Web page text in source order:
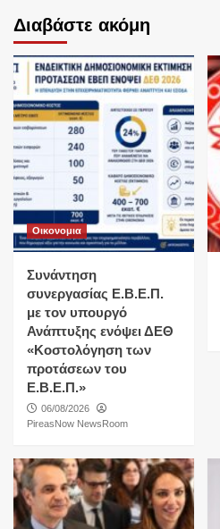
Διαβάστε ακόμη
Οικονομια
Συνάντηση
συνεργασίας Ε.Β.Ε.Π.
με τον υπουργό
Ανάπτυξης ενόψει ΔΕΘ
«Κοστολόγηση των
προτάσεων του
Ε.Β.Ε.Π.»
06/08/2026
PireasNow NewsRoom